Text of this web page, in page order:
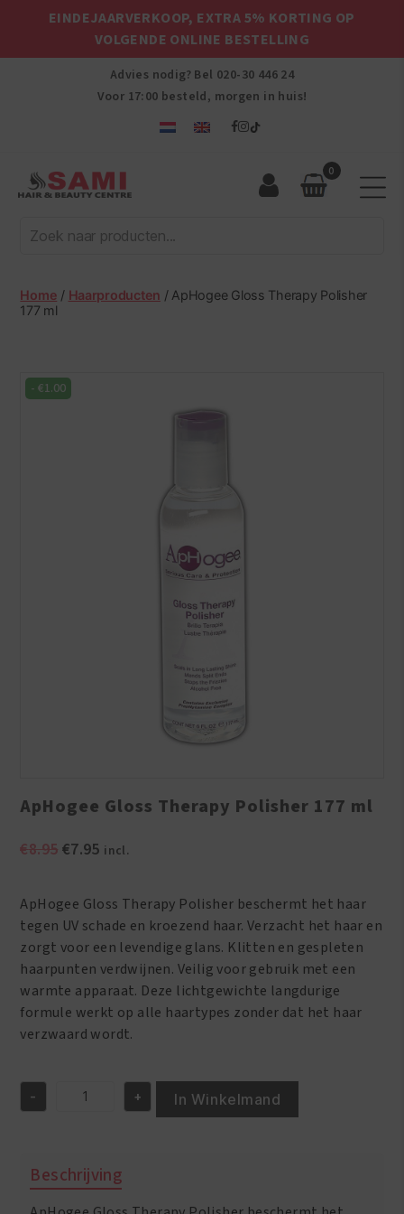
EINDEJAARVERKOOP, EXTRA 5% KORTING OP
VOLGENDE ONLINE BESTELLING
Advies nodig? Bel 020-30 446 24
Voor 17:00 besteld, morgen in huis!
Afro
Hair
Beauty
Centre
0
Home / Haarproducten / ApHogee Gloss Therapy Polisher
177 ml
-€1.00
ApHogee Gloss Therapy Polisher 177 ml
€8.95 Oorspronkelijke
€8.95.
€7.95Huidige
€7.95.
incl.
ApHogee Gloss Therapy Polisher beschermt het haar
tegen UV schade en kroezend haar. Verzacht het haar en
zorgt voor een levendige glans. Klitten en gespleten
haarpunten verdwijnen. Veilig voor gebruik met een
warmte apparaat. Deze lichtgewichte langdurige
formule werkt op alle haartypes zonder dat het haar
verzwaard wordt.
177
ml
- + In Winkelmand
Beschrijving